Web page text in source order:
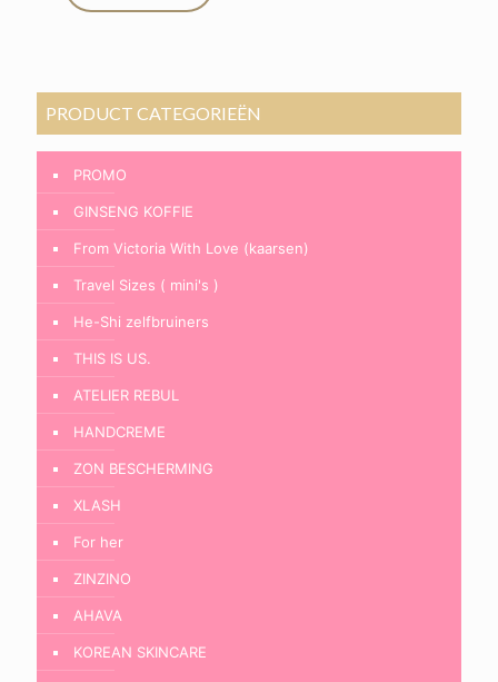
PRODUCT CATEGORIEËN
PROMO
GINSENG KOFFIE
From Victoria With Love (kaarsen)
Travel Sizes ( mini's )
He-Shi zelfbruiners
THIS IS US.
ATELIER REBUL
HANDCREME
ZON BESCHERMING
XLASH
For her
ZINZINO
AHAVA
KOREAN SKINCARE